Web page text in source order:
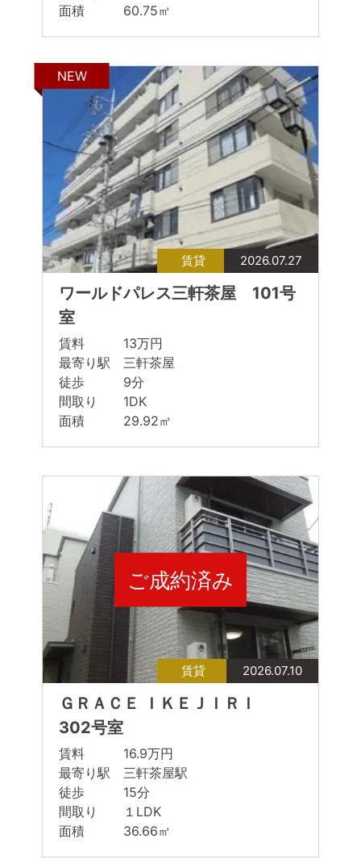
面積 60.75㎡
NEW
賃貸 2026.07.27
ワールドパレス三軒茶屋 101号
室
賃料 13万円
最寄り駅 三軒茶屋
徒歩 9分
間取り 1DK
面積 29.92㎡
ご成約済み
賃貸 2026.07.10
ＧＲＡＣＥ ＩＫＥＪＩＲＩ
302号室
賃料 16.9万円
最寄り駅 三軒茶屋駅
徒歩 15分
間取り １LDK
面積 36.66㎡